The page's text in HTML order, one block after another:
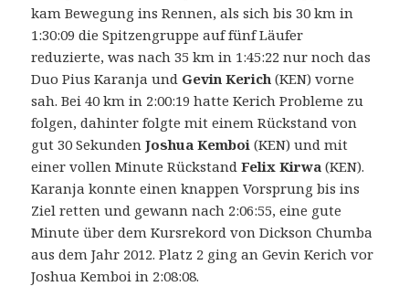
kam Bewegung ins Rennen, als sich bis 30 km in
1:30:09 die Spitzengruppe auf fünf Läufer
reduzierte, was nach 35 km in 1:45:22 nur noch das
Duo Pius Karanja und Gevin Kerich (KEN) vorne
sah. Bei 40 km in 2:00:19 hatte Kerich Probleme zu
folgen, dahinter folgte mit einem Rückstand von
gut 30 SekundenJoshua Kemboi (KEN) und mit
einer vollen Minute RückstandFelix Kirwa (KEN).
Karanja konnte einen knappen Vorsprung bis ins
Ziel retten und gewann nach 2:06:55, eine gute
Minute über dem Kursrekord von Dickson Chumba
aus dem Jahr 2012. Platz 2 ging an Gevin Kerich vor
Joshua Kemboi in 2:08:08.